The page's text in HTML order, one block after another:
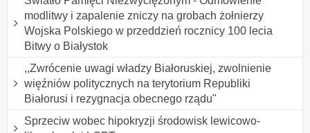
modlitwy i zapalenie zniczy na grobach żołnierzy
Wojska Polskiego w przeddzień rocznicy 100 lecia
Bitwy o Białystok
,,Zwrócenie uwagi władzy Białoruskiej, zwolnienie
więźniów politycznych na terytorium Republiki
Białorusi i rezygnacja obecnego rządu"
Sprzeciw wobec hipokryzji środowisk lewicowo-